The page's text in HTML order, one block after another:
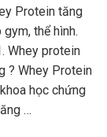
Protein tăng
thể hình.
Whey protein
? Whey Protein
học chứng
…